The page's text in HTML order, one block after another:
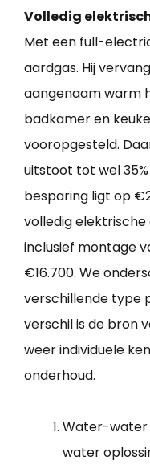
Volledig
Met een full-
aardgas. Hij
aangenaam warm
badkamer en
vooropgesteld.
uitstoot tot wel
besparing ligt op
volledig
inclusief montage
€16.700. We
verschillende type
verschil is de bron
weer individuele
onderhoud.
Water-water
water